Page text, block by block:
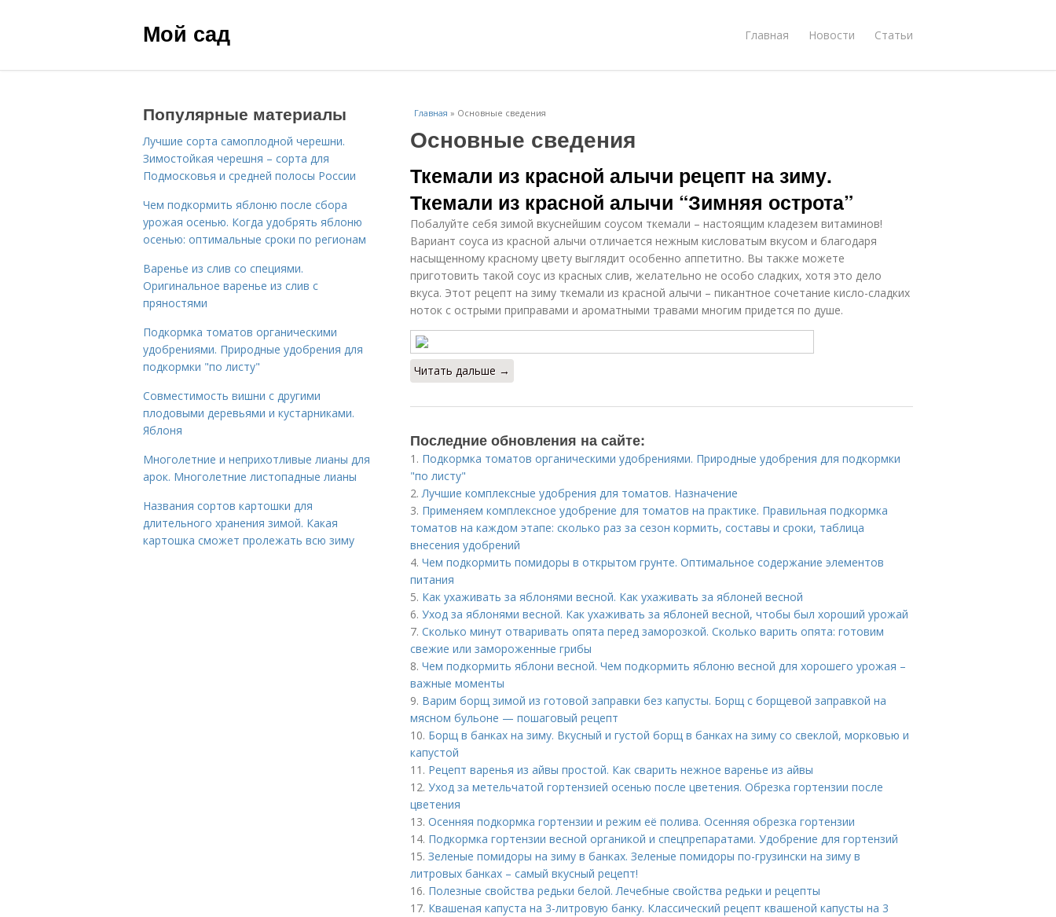
Мой сад Главная Новости Статьи
Главная » Основные сведения
Основные сведения
Ткемали из красной алычи рецепт на зиму.
Ткемали из красной алычи “Зимняя острота”
Побалуйте себя зимой вкуснейшим соусом ткемали – настоящим кладезем витаминов!
Вариант соуса из красной алычи отличается нежным кисловатым вкусом и благодаря
насыщенному красному цвету выглядит особенно аппетитно. Вы также можете
приготовить такой соус из красных слив, желательно не особо сладких, хотя это дело
вкуса. Этот рецепт на зиму ткемали из красной алычи – пикантное сочетание кисло-сладких
ноток с острыми приправами и ароматными травами многим придется по душе.
Читать дальше →
Последние обновления на сайте:
1. Подкормка томатов органическими удобрениями. Природные удобрения для подкормки
"по листу"
2.Лучшие комплексные удобрения для томатов. Назначение
3. Применяем комплексное удобрение для томатов на практике. Правильная подкормка
томатов на каждом этапе: сколько раз за сезон кормить, составы и сроки, таблица
внесения удобрений
4. Чем подкормить помидоры в открытом грунте. Оптимальное содержание элементов
питания
5. Как ухаживать за яблонями весной. Как ухаживать за яблоней весной
6. Уход за яблонями весной. Как ухаживать за яблоней весной, чтобы был хороший урожай
7. Сколько минут отваривать опята перед заморозкой. Сколько варить опята: готовим
свежие или замороженные грибы
8. Чем подкормить яблони весной. Чем подкормить яблоню весной для хорошего урожая –
важные моменты
9. Варим борщ зимой из готовой заправки без капусты. Борщ с борщевой заправкой на
мясном бульоне — пошаговый рецепт
10. Борщ в банках на зиму. Вкусный и густой борщ в банках на зиму со свеклой, морковью и
капустой
11. Рецепт варенья из айвы простой. Как сварить нежное варенье из айвы
12. Уход за метельчатой гортензией осенью после цветения. Обрезка гортензии после
цветения
13. Осенняя подкормка гортензии и режим её полива. Осенняя обрезка гортензии
14. Подкормка гортензии весной органикой и спецпрепаратами. Удобрение для гортензий
15. Зеленые помидоры на зиму в банках. Зеленые помидоры по-грузински на зиму в
литровых банках – самый вкусный рецепт!
16. Полезные свойства редьки белой. Лечебные свойства редьки и рецепты
17. Квашеная капуста на 3-литровую банку. Классический рецепт квашеной капусты на 3
Популярные материалы
Лучшие сорта самоплодной черешни.
Зимостойкая черешня – сорта для
Подмосковья и средней полосы России
Чем подкормить яблоню после сбора
урожая осенью. Когда удобрять яблоню
осенью: оптимальные сроки по регионам
Варенье из слив со специями.
Оригинальное варенье из слив с
пряностями
Подкормка томатов органическими
удобрениями. Природные удобрения для
подкормки "по листу"
Совместимость вишни с другими
плодовыми деревьями и кустарниками.
Яблоня
Многолетние и неприхотливые лианы для
арок. Многолетние листопадные лианы
Названия сортов картошки для
длительного хранения зимой. Какая
картошка сможет пролежать всю зиму